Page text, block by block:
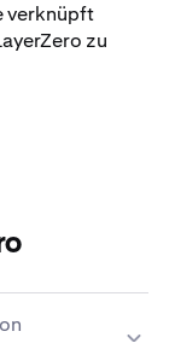
verknüpft
zu